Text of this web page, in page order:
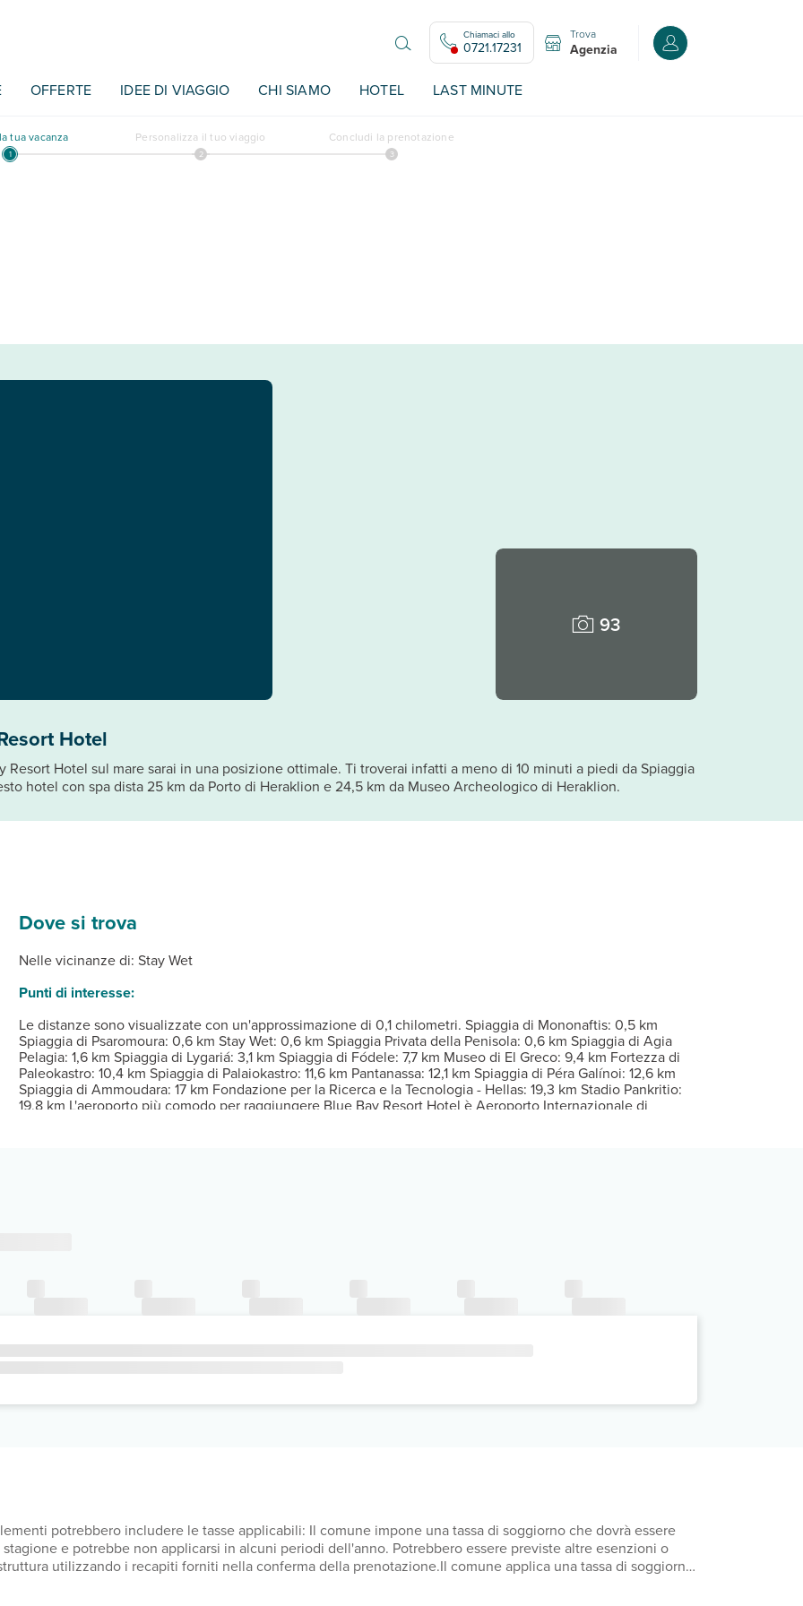
Chiamaci allo
0721.17231
Trova
Agenzia Accedi o registrati
OFFERTE IDEE DI VIAGGIO CHI SIAMO HOTEL LAST MINUTE
tua vacanza Personalizza il tuo viaggio Concludi la prenotazione
93
Hotel
Hotel sul mare sarai in una posizione ottimale. Ti troverai infatti a meno di 10 minuti a piedi da Spiaggia
hotel con spa dista 25 km da Porto di Heraklion e 24,5 km da Museo Archeologico di Heraklion.
Dove si trova
Nelle vicinanze di: Stay Wet
Punti di interesse:
Le distanze sono visualizzate con un'approssimazione di 0,1 chilometri. Spiaggia di Mononaftis: 0,5 km
Spiaggia di Psaromoura: 0,6 km Stay Wet: 0,6 km Spiaggia Privata della Penisola: 0,6 km Spiaggia di Agia
Pelagia: 1,6 km Spiaggia di Lygariá: 3,1 km Spiaggia di Fódele: 7,7 km Museo di El Greco: 9,4 km Fortezza di
Paleokastro: 10,4 km Spiaggia di Palaiokastro: 11,6 km Pantanassa: 12,1 km Spiaggia di Péra Galínoi: 12,6 km
Spiaggia di Ammoudara: 17 km Fondazione per la Ricerca e la Tecnologia - Hellas: 19,3 km Stadio Pankritio:
19,8 km L'aeroporto più comodo per raggiungere Blue Bay Resort Hotel è Aeroporto Internazionale di
della struttura, complete di frigorifero e TV LCD. Le camere sono dotate di balcone o patio attrezzato. Il Wi-Fi
ti attendono massaggi, trattamenti per il corpo e trattamenti per il viso. Scegli dall'ampia selezione di servizi ricreativi,
24, personale poliglotta e deposito bagagli.
disponibili presso un hotel, oppure non uscire e approfitta del servizio in camera con orario limitato. Desideri rilassarti
potrebbero includere le tasse applicabili: Il comune impone una tassa di soggiorno che dovrà essere
e potrebbe non applicarsi in alcuni periodi dell'anno. Potrebbero essere previste altre esenzioni o
utilizzando i recapiti forniti nella conferma della prenotazione.Il comune applica una tassa di soggiorno: